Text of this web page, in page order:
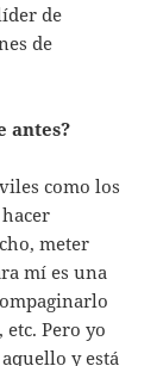
de
de
antes?
como los
meter
mí es una
etc. Pero yo
y está